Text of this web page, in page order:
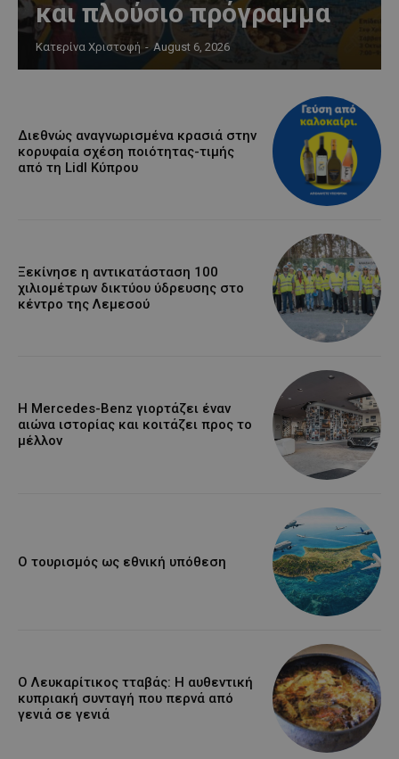
και πλούσιο πρόγραμμα
Κατερίνα Χριστοφή - August 6, 2026
Διεθνώς αναγνωρισμένα κρασιά στην
κορυφαία σχέση ποιότητας-τιμής
από τη Lidl Κύπρου
Ξεκίνησε η αντικατάσταση 100
χιλιομέτρων δικτύου ύδρευσης στο
κέντρο της Λεμεσού
Η Mercedes-Benz γιορτάζει έναν
αιώνα ιστορίας και κοιτάζει προς το
μέλλον
Ο τουρισμός ως εθνική υπόθεση
Ο Λευκαρίτικος τταβάς: Η αυθεντική
κυπριακή συνταγή που περνά από
γενιά σε γενιά